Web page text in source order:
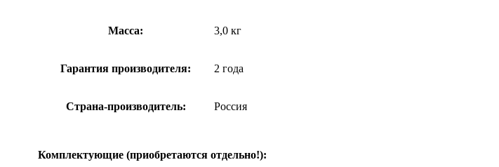
Масса: 3,0 кг
Гарантия производителя: 2 года
Страна-производитель: Россия
Комплектующие (приобретаются отдельно!):